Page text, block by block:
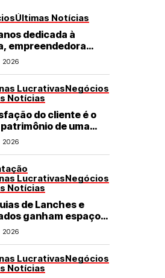
Últimas Notícias
dedicada à
empreendedora
franquia de
em negócio de
2026
LucrativasNegócios
Notícias
do cliente é o
de uma
2026
LucrativasNegócios
Notícias
de Lanches e
ganham espaço
por refeições
e de qualidade
2026
LucrativasNegócios
Notícias